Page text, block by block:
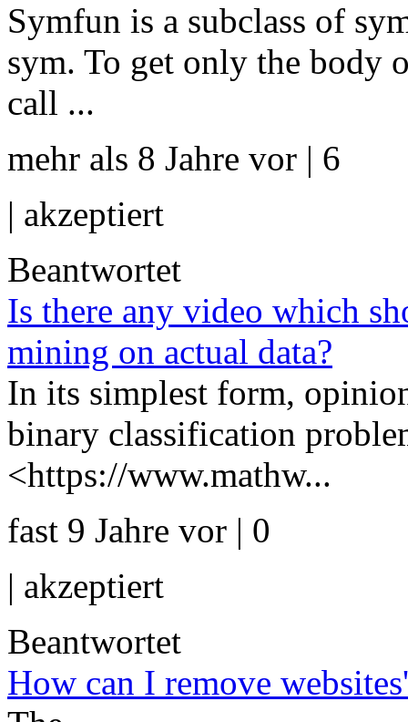
Symfun is a subclass of
sym. To get only the body
call ...
mehr als 8 Jahre vor | 6
| akzeptiert
Beantwortet
Is there any video which
mining on actual data?
In its simplest form,
binary classification
<https://www.mathw...
fast 9 Jahre vor | 0
| akzeptiert
Beantwortet
How can I remove